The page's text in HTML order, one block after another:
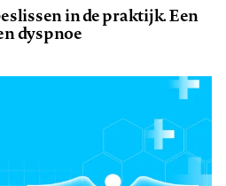
in de praktijk. Een
dyspnoe